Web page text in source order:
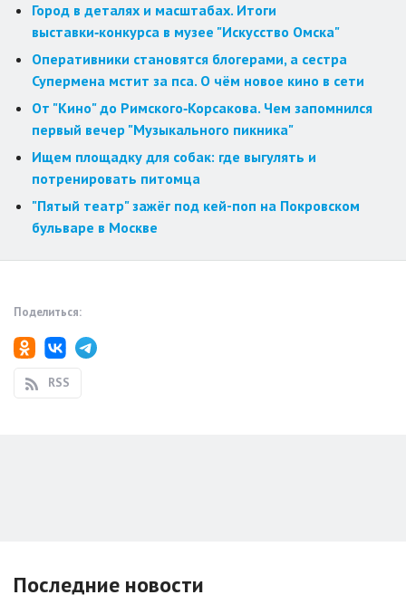
Город в деталях и масштабах. Итоги
выставки‑конкурса в музее "Искусство Омска"
Оперативники становятся блогерами, а сестра
Супермена мстит за пса. О чём новое кино в сети
От "Кино" до Римского‑Корсакова. Чем запомнился
первый вечер "Музыкального пикника"
Ищем площадку для собак: где выгулять и
потренировать питомца
"Пятый театр" зажёг под кей-поп на Покровском
бульваре в Москве
Поделиться:
RSS
Последние новости